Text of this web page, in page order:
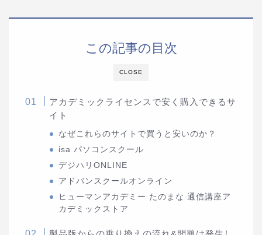
CLOSE
この記事の目次
アカデミックライセンスで安く購入できるサ
イト
なぜこれらのサイトで買うと安いのか？
isa パソコンスクール
デジハリONLINE
アドバンスクールオンライン
ヒューマンアカデミー たのまな 通信講座ア
カデミックストア